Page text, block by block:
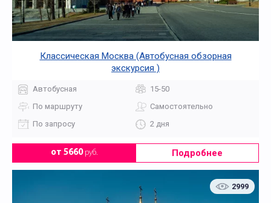
Классическая Москва (Автобусная обзорная
экскурсия )
Автобусная
15-50
По маршруту
Самостоятельно
По запросу
2 дня
от 5660руб. Подробнее
2999